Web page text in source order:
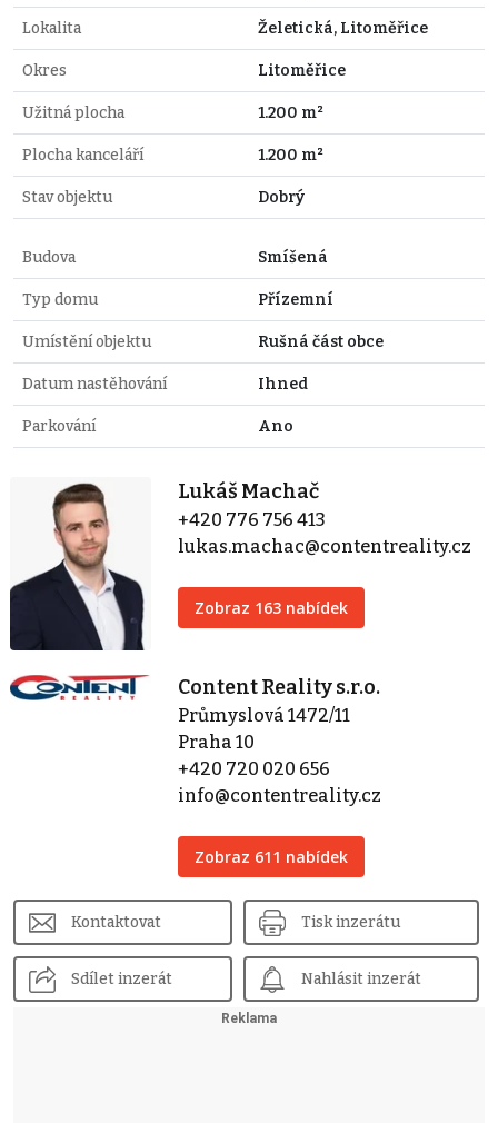
Lokalita Želetická, Litoměřice
Okres Litoměřice
Užitná plocha 1.200 m²
Plocha kanceláří 1.200 m²
Stav objektu Dobrý
Budova Smíšená
Typ domu Přízemní
Umístění objektu Rušná část obce
Datum nastěhování Ihned
Parkování Ano
Lukáš Machač
+420 776 756 413
lukas.machac@contentreality.cz
Zobraz 163 nabídek
Content Reality s.r.o.
Průmyslová 1472/11
Praha 10
+420 720 020 656
info@contentreality.cz
Zobraz 611 nabídek
Kontaktovat Tisk inzerátu
Sdílet inzerát Nahlásit inzerát